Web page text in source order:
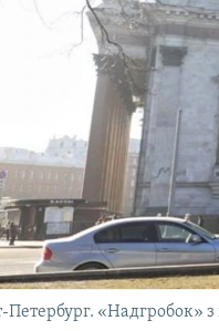
«Надгробок» з